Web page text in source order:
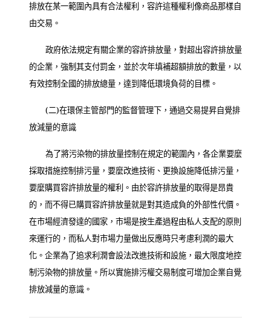
排放在某一範圍內具有合法權利，容許這種權利像商品那樣自
由交易。
政府依法規定有關企業的容許排放量，對超出容許排放量
的企業，強制其支付罰金，並於次年填補超額排放的數量，以
有效控制全國的排放總量，達到降低環境負荷的目標。
(二)在環保主管部門的監督管理下，通過交易提昇自覺排
放減量的意識
為了將污染物的排放量控制在規定的範圍內，各企業要麼
採取措施控制排污量，要麼改進技術、更換設施降低排污量，
要麼購買容許排放量的權利。由於容許排放量的取得是昂貴
的，而不得已購買容許排放量就是對其造成負的外部性代價。
在市場經濟發達的國家，市場是按生產過程由私人支配的原則
來運行的，而私人對市場力量做出反應時只考慮利潤的最大
化。企業為了追求利潤會設法改進技術和設施，最大限度地控
制污染物的排放量。所以實施排污權交易制度可增加企業自覺
排放減量的意識。